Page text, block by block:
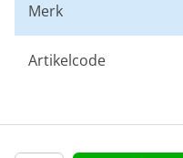
Merk
Artikelcode